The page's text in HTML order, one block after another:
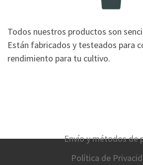
Todos nuestros productos son
Están fabricados y testeados para
rendimiento para tu cultivo.
Envío y métodos de
Política de